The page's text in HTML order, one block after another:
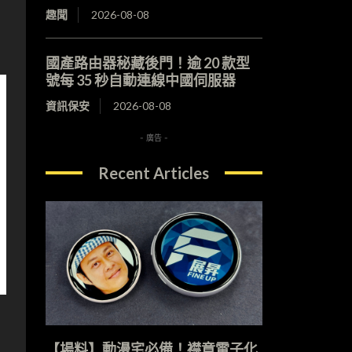
趣聞 2026-08-08
國產路由器秘藏後門！逾 20 款型
號每 35 秒自動連線中國伺服器
資訊保安 2026-08-08
- 廣告 -
Recent Articles